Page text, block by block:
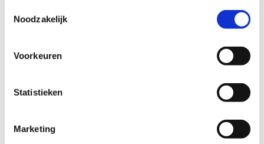
Noodzakelijk
Voorkeuren
Statistieken
Marketing
Kleine avonturier zoekt een gezellig
speelplekje!